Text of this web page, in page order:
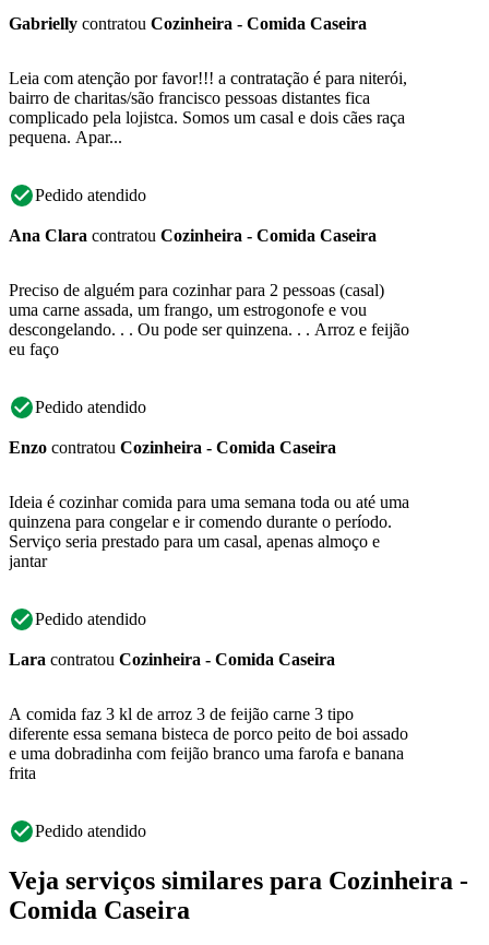
Gabrielly contratou Cozinheira - Comida Caseira
Leia com atenção por favor!!! a contratação é para niterói,
bairro de charitas/são francisco pessoas distantes fica
complicado pela lojistca. Somos um casal e dois cães raça
pequena. Apar...
Pedido atendido
Ana Clara contratou Cozinheira - Comida Caseira
Preciso de alguém para cozinhar para 2 pessoas (casal)
uma carne assada, um frango, um estrogonofe e vou
descongelando. . . Ou pode ser quinzena. . . Arroz e feijão
eu faço
Pedido atendido
Enzo contratou Cozinheira - Comida Caseira
Ideia é cozinhar comida para uma semana toda ou até uma
quinzena para congelar e ir comendo durante o período.
Serviço seria prestado para um casal, apenas almoço e
jantar
Pedido atendido
Lara contratou Cozinheira - Comida Caseira
A comida faz 3 kl de arroz 3 de feijão carne 3 tipo
diferente essa semana bisteca de porco peito de boi assado
e uma dobradinha com feijão branco uma farofa e banana
frita
Pedido atendido
Veja serviços similares para Cozinheira -
Comida Caseira